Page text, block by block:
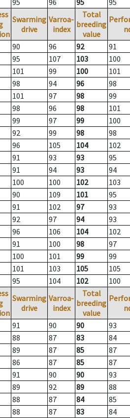
95 96 95 95
Swarming
drive
Varroa-
index
Total
breeding
value
90 96 92
91
95 107 103
100
101 99 100
101
98 94 96
98
101 97 98
99
98 96 98
101
99 97 99
100
92 99 98
98
96 105 104
102
91 93 93
95
91 94 93
94
100 100 102
103
90 109 101
95
91 102 97
93
92 97 94
93
96 106 104
102
91 100 98
97
100 101 99
99
101 103 105
105
95 104 102 100
Swarming
drive
Varroa-
index
Total
breeding
value
91 90 90
93
88 87 83
84
89 87 85
87
86 87 85
87
91 90 90
93
89 92 89
88
88 87 84
85
88 87 83 84